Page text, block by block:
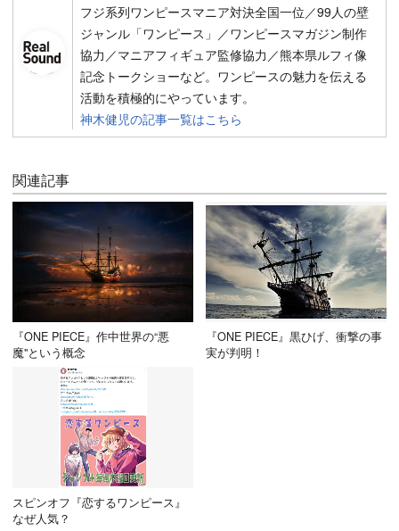
フジ系列ワンピースマニア対決全国一位／99人の壁
ジャンル「ワンピース」／ワンピースマガジン制作
協力／マニアフィギュア監修協力／熊本県ルフィ像
記念トークショーなど。ワンピースの魅力を伝える
活動を積極的にやっています。
神木健児の記事一覧はこちら
関連記事
『ONE PIECE』作中世界の“悪
魔"という概念
『ONE PIECE』黒ひげ、衝撃の事
実が判明！
スピンオフ『恋するワンピース』
なぜ人気？